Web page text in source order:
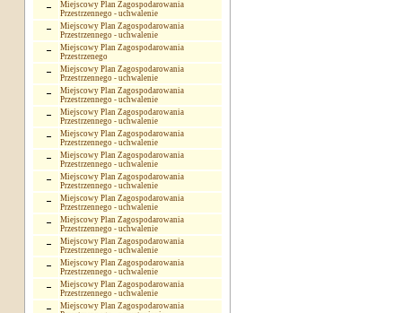
Miejscowy Plan Zagospodarowania
Przestrzennego - uchwalenie
Miejscowy Plan Zagospodarowania
Przestrzennego - uchwalenie
Miejscowy Plan Zagospodarowania
Przestrzenego
Miejscowy Plan Zagospodarowania
Przestrzennego - uchwalenie
Miejscowy Plan Zagospodarowania
Przestrzennego - uchwalenie
Miejscowy Plan Zagospodarowania
Przestrzennego - uchwalenie
Miejscowy Plan Zagospodarowania
Przestrzennego - uchwalenie
Miejscowy Plan Zagospodarowania
Przestrzennego - uchwalenie
Miejscowy Plan Zagospodarowania
Przestrzennego - uchwalenie
Miejscowy Plan Zagospodarowania
Przestrzennego - uchwalenie
Miejscowy Plan Zagospodarowania
Przestrzennego - uchwalenie
Miejscowy Plan Zagospodarowania
Przestrzennego - uchwalenie
Miejscowy Plan Zagospodarowania
Przestrzennego - uchwalenie
Miejscowy Plan Zagospodarowania
Przestrzennego - uchwalenie
Miejscowy Plan Zagospodarowania